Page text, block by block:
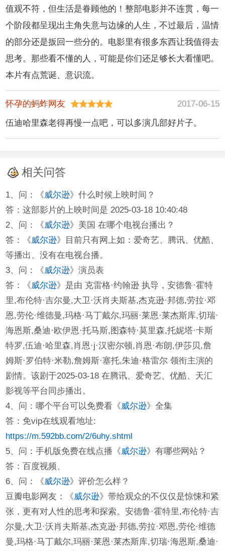
值观不符，但生活是眷顾他的！整部电影并不连贯，每一
个阶段都呈现出主角失意与边缘的人生，不过最后，温情
的部分还是扳回一些分的。电影里有很多东西让我值得去
思考。那些看不懂的人，可能是你们还足够长大看懂吧。
本片有点荒诞、意识流。
怀孕的蚂蚱网友
2017-06-15
伍迪哈里森老得再慢一点吧，可以多演几部好片子。
相关问答
1、问：《威尔逊》什么时候上映时间？
答：这部影片的上映时间是 2025-03-18 10:40:48
2、问：《威尔逊》美国 在哪个电视台播出？
答：《威尔逊》目前只有网上如：爱奇艺、腾讯、优酷、
等播出、没有在电视台播。
3、问：《威尔逊》演员表
答：《威尔逊》是由 克雷格·约翰逊 执导，安德鲁·霍特
里,布伦特·吉尔曼,大卫·沃肖夫斯基,杰克逊·邦德,劳拉·邓
恩,劳伦·维德曼,玛格·马丁戴尔,玛丽·莱恩·莱杰斯库,切瑞·
海恩斯,桑迪·欧伊恩·托马斯,图森特·莫里森,托妮塔·卡斯
特罗,伍迪·哈里森,肖恩·j·汉密尔顿,肖恩·布朗,伊莎贝,詹
姆斯·罗伯特·米勒,詹姆斯·塞托,朱迪·格雷尔 领衔主演的
剧情。该剧于2025-03-18 在腾讯、爱奇艺、优酷、天汇
影视等平台同步播出。
4、问：哪个平台可以免费看《威尔逊》全集
答：免vip在线观看地址:
https://m.592bb.com/2/6uhy.shtml
5、问：手机版免费在线点播《威尔逊》有哪些网站？
答：百度视频、
6、问：《威尔逊》评价怎么样？
豆瓣电影网友：《威尔逊》带给观众的不仅仅是惊悚和紧
张，更有对人性的思考和探索。安德鲁·霍特里,布伦特·吉
尔曼,大卫·沃肖夫斯基,杰克逊·邦德,劳拉·邓恩,劳伦·维德
曼,玛格·马丁戴尔,玛丽·莱恩·莱杰斯库,切瑞·海恩斯,桑迪·